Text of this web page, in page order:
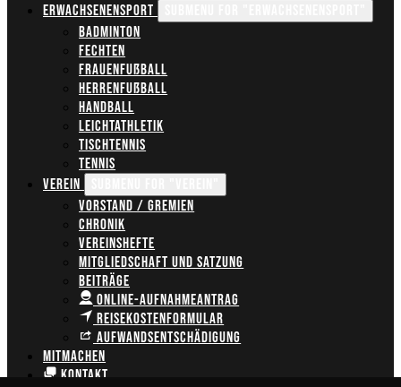
Erwachsenensport
Badminton
Fechten
Frauenfußball
Herrenfußball
Handball
Leichtathletik
Tischtennis
Tennis
Verein
Vorstand / Gremien
Chronik
Vereinshefte
Mitgliedschaft und Satzung
Beiträge
Online-Aufnahmeantrag
Reisekostenformular
Aufwandsentschädigung
Mitmachen
Kontakt